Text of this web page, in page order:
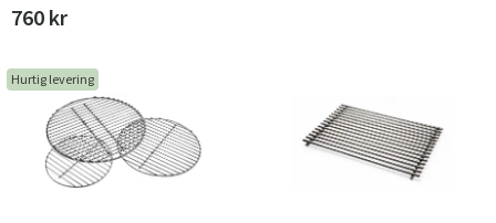
760 kr
Hurtig levering